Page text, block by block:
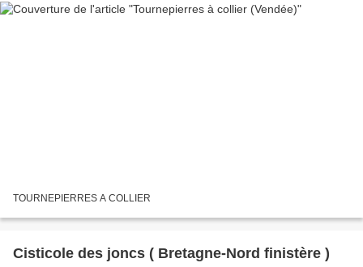
TOURNEPIERRES A COLLIER
Cisticole des joncs ( Bretagne-Nord finistère )